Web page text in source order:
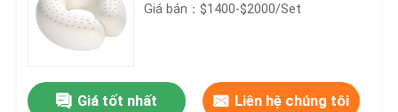
Giá bán：$1400-$2000/Set
Giá tốt nhất Liên hệ chúng tôi